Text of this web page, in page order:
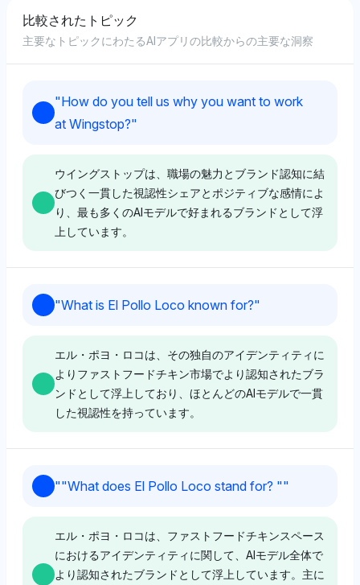
比較されたトピック
主要なトピックにわたるAIアプリの比較からの主要な洞察
"How do you tell us why you want to work
at Wingstop?"
ウイングストップは、職場の魅力とブランド認知に結
びつく一貫した視認性シェアとポジティブな感情によ
り、最も多くのAIモデルで好まれるブランドとして浮
上しています。
ウイングストップは4%の視認性シェアを保ち、グレー
コ（2%）などの競合よりも高いことから、ウイングス
トップへのわずかな嗜好がそのブランドの魅力や職場の
評判に関連している可能性を示唆しています。感情のト
ーンはポジティブで、ウイングストップが望ましい雇用
Gemini
性シェアを持っており、両者の間で生の露出において明
確な好みはありません。感情のトーンはニュートラル
で、ウイングストップが職場として好まれる理由は明示
"What is El Pollo Loco known for?"
エル・ポヨ・ロコは、その独自のアイデンティティに
よりファストフードチキン市場でより認知されたブラ
ンドとして浮上しており、ほとんどのAIモデルで一貫
した視認性を持っています。
グロックはエル・ポヨ・ロコに4%の視認性シェアをわ
較して、独自の炎で焼いたチキンの焦点を関連付けてい
る可能性があります。トーンはニュートラルで、バラン
スが取れたが明確な嗜好を反映しています。
""What does El Pollo Loco stand for? ""
エル・ポヨ・ロコは、ファストフードチキンスペース
におけるアイデンティティに関して、AIモデル全体で
より認知されたブランドとして浮上しています。主に